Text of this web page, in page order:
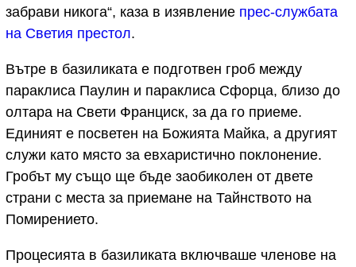
забрави никога“, каза в изявление прес-службата
на Светия престол.
Вътре в базиликата е подготвен гроб между
параклиса Паулин и параклиса Сфорца, близо до
олтара на Свети Франциск, за да го приеме.
Единият е посветен на Божията Майка, а другият
служи като място за евхаристично поклонение.
Гробът му също ще бъде заобиколен от двете
страни с места за приемане на Тайнството на
Помирението.
Процесията в базиликата включваше членове на